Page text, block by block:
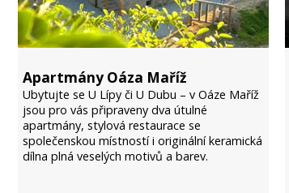
Apartmány Oáza Maříž
Ubytujte se U Lípy či U Dubu – v Oáze Maříž
jsou pro vás připraveny dva útulné
apartmány, stylová restaurace se
společenskou místností i originální keramická
dílna plná veselých motivů a barev.